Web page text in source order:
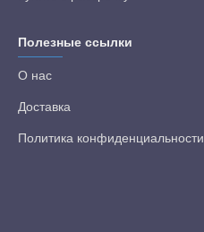
Полезные ссылки
О нас
Доставка
Политика конфиденциальности